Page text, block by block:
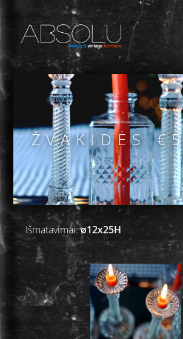
ŽVAKIDĖS
Išmatavimai:ø12x25H